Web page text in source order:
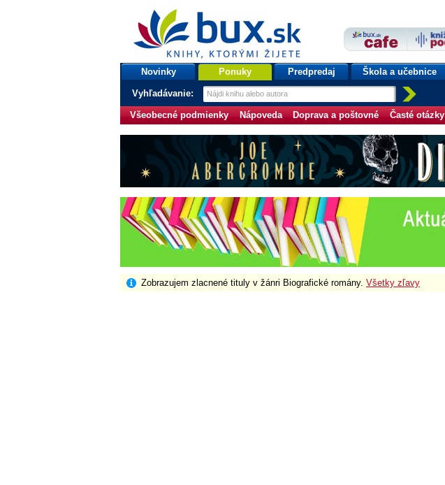
bux.sk
knihy, ktorými žijete
Úvodná stránka
Novinky Ponuky Predpredaj Škola a učebnice
Vyhľadávanie:
Všeobecné podmienky Nápoveda Doprava a poštovné Časté otázky
Zobrazujem zlacnené tituly v žánri Biografické romány. Všetky zľavy